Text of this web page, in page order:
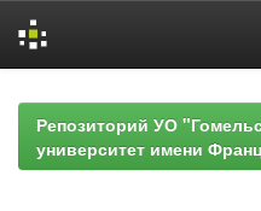
navigationРепозиторий УО
университет имени